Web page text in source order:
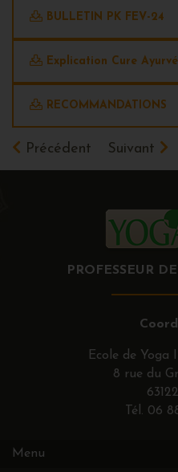
BULLETIN PK FEV-24
Explication Cure
RECOMMANDATIONS
Précédent Suivant
PROFESSEUR
Ecole de Yoga
8 rue du
Tél. 06
Menu